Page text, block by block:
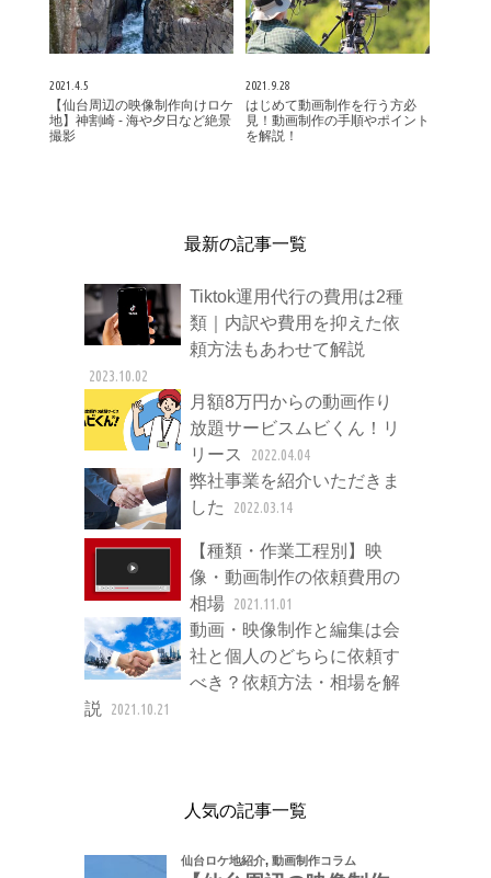
2021.4.5
【仙台周辺の映像制作向けロケ
地】神割崎 - 海や夕日など絶景
撮影
2021.9.28
はじめて動画制作を行う方必
見！動画制作の手順やポイント
を解説！
最新の記事一覧
Tiktok運用代行の費用は2種
類｜内訳や費用を抑えた依
頼方法もあわせて解説
2023.10.02
月額8万円からの動画作り
放題サービスムビくん！リ
リース
2022.04.04
弊社事業を紹介いただきま
した
2022.03.14
【種類・作業工程別】映
像・動画制作の依頼費用の
相場 2021.11.01
動画・映像制作と編集は会
社と個人のどちらに依頼す
べき？依頼方法・相場を解
説
2021.10.21
人気の記事一覧